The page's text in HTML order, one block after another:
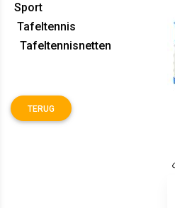
Sport
Tafeltennis
Tafeltennisnetten
TERUG